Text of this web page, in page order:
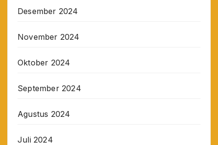
Desember 2024
November 2024
Oktober 2024
September 2024
Agustus 2024
Juli 2024